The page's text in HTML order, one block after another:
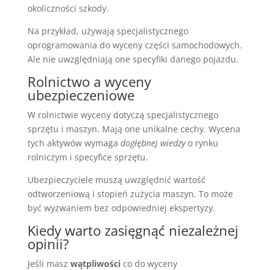
okoliczności szkody.
Na przykład, używają specjalistycznego
oprogramowania do wyceny części samochodowych.
Ale nie uwzględniają one specyfiki danego pojazdu.
Rolnictwo a wyceny
ubezpieczeniowe
W rolnictwie wyceny dotyczą specjalistycznego
sprzętu i maszyn. Mają one unikalne cechy. Wycena
tych aktywów wymaga dogłębnej wiedzyo rynku
rolniczym i specyfice sprzętu.
Ubezpieczyciele muszą uwzględnić wartość
odtworzeniową i stopień zużycia maszyn. To może
być wyzwaniem bez odpowiedniej ekspertyzy.
Kiedy warto zasięgnąć niezależnej
opinii?
Jeśli masz wątpliwościco do wyceny